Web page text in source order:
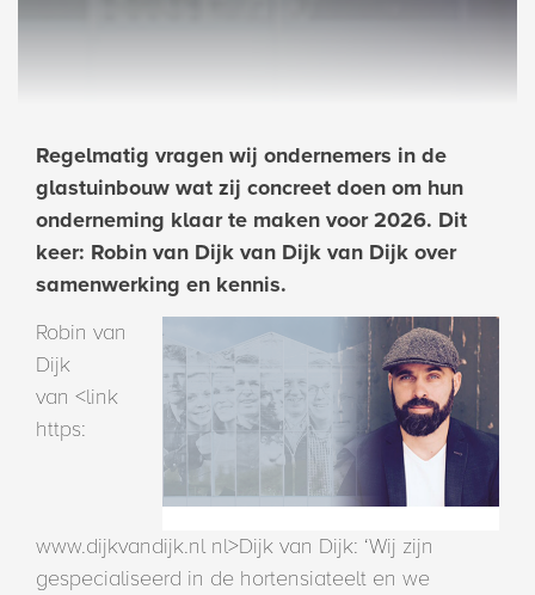
Regelmatig vragen wij ondernemers in de
glastuinbouw wat zij concreet doen om hun
onderneming klaar te maken voor 2026. Dit
keer: Robin van Dijk van Dijk van Dijk over
samenwerking en kennis.
Robin van
Dijk
van <link
https:
www.dijkvandijk.nl nl>Dijk van Dijk: ‘Wij zijn
gespecialiseerd in de hortensiateelt en we